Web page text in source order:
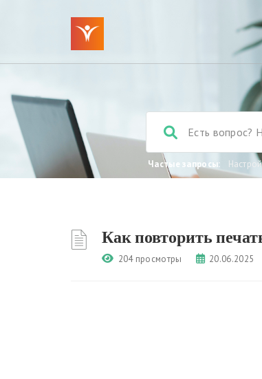
Частые запросы:
Как повторить
204 просмотры 20.06.2025